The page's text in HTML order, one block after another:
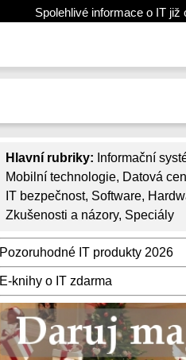
Spolehlivé informace o IT již
Hlavní rubriky: Informační
Mobilní technologie, Datová
IT bezpečnost, Software,
Zkušenosti a názory, Speciály
Pozoruhodné IT produkty 2026
E-knihy o IT zdarma